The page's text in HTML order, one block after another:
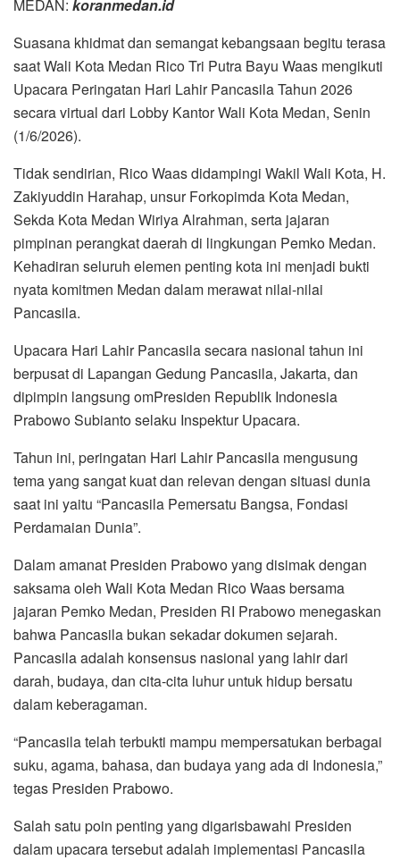
MEDAN: koranmedan.id
Suasana khidmat dan semangat kebangsaan begitu terasa
saat Wali Kota Medan Rico Tri Putra Bayu Waas mengikuti
Upacara Peringatan Hari Lahir Pancasila Tahun 2026
secara virtual dari Lobby Kantor Wali Kota Medan, Senin
(1/6/2026).
Tidak sendirian, Rico Waas didampingi Wakil Wali Kota, H.
Zakiyuddin Harahap, unsur Forkopimda Kota Medan,
Sekda Kota Medan Wiriya Alrahman, serta jajaran
pimpinan perangkat daerah di lingkungan Pemko Medan.
Kehadiran seluruh elemen penting kota ini menjadi bukti
nyata komitmen Medan dalam merawat nilai-nilai
Pancasila.
Upacara Hari Lahir Pancasila secara nasional tahun ini
berpusat di Lapangan Gedung Pancasila, Jakarta, dan
dipimpin langsung omPresiden Republik Indonesia
Prabowo Subianto selaku Inspektur Upacara.
Tahun ini, peringatan Hari Lahir Pancasila mengusung
tema yang sangat kuat dan relevan dengan situasi dunia
saat ini yaitu “Pancasila Pemersatu Bangsa, Fondasi
Perdamaian Dunia”.
​Dalam amanat Presiden Prabowo yang disimak dengan
saksama oleh Wali Kota Medan Rico Waas bersama
jajaran Pemko Medan, Presiden RI Prabowo menegaskan
bahwa Pancasila bukan sekadar dokumen sejarah.
Pancasila adalah konsensus nasional yang lahir dari
darah, budaya, dan cita-cita luhur untuk hidup bersatu
dalam keberagaman.
​“Pancasila telah terbukti mampu mempersatukan berbagai
suku, agama, bahasa, dan budaya yang ada di Indonesia,”
tegas Presiden Prabowo.
Salah satu poin penting yang digarisbawahi Presiden
dalam upacara tersebut adalah implementasi Pancasila